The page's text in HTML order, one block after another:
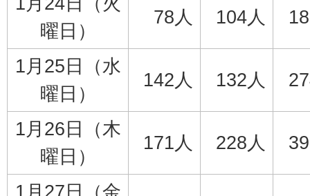
曜日）
78人 104人
1月25日（水
曜日）
142人 132人
1月26日（木
曜日）
171人 228人
1月27日（金